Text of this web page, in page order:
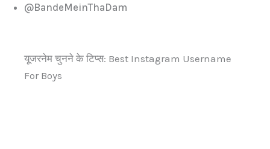
@BandeMeinThaDam
यूजरनेम चुनने के टिप्स: Best Instagram Username
For Boys